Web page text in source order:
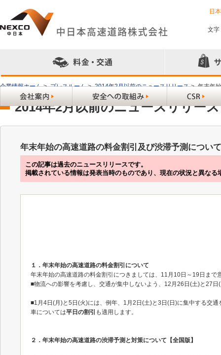
日
文字
企業情報ホーム > プレスルーム > 2014年2月以前のニュースリリース > 年末年
2014年2月以前のニュースリリース
年末年始の高速道路の料金割引及び渋滞予測について
この記事は過去のニュースリリースです。
掲載されている情報は発表当時のものであり、現在の状況と異なる
１．年末年始の高速道路の料金割引について
年末年始の高速道路の料金割引につきましては、11月10日～19日まで
■物流への影響を考慮し、交通が集中しないよう、12月26日(土)と27日
■1月4日(月)と5日(火)には、例年、1月2日(土)と3日(日)に集中する交通
車については平日の割引 も適用します。
２．年末年始の高速道路の渋滞予測と対策について【全国版】